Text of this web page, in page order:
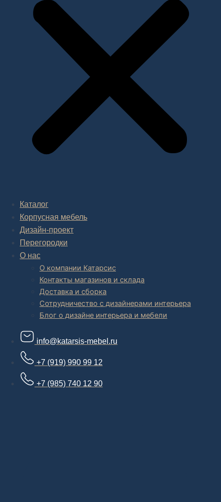
Каталог
Корпусная мебель
Дизайн-проект
Перегородки
О нас
О компании Катарсис
Контакты магазинов и склада
Доставка и сборка
Сотрудничество с дизайнерами интерьера
Блог о дизайне интерьера и мебели
info@katarsis-mebel.ru
+7 (919) 990 99 12
+7 (985) 740 12 90
дизайн проекта интерьера,
В салоне мебелииинтернет магазине дизайнерской мебели
есть и готовые товары, которые можем доставить уже сегодня, и
корпусная мебель на заказ, включая кухни.